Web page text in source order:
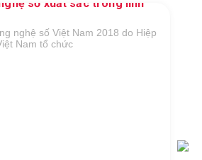
số xuất sắc trong lĩnh
nghệ số Việt Nam 2018 do Hiệp
Nam tổ chức